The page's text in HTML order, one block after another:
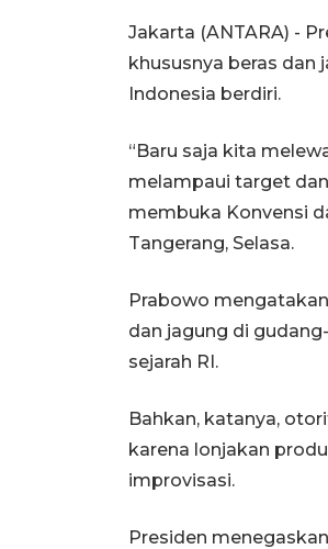
Jakarta (ANTARA) -
khususnya beras dan
Indonesia berdiri.
“Baru saja kita
melampaui target
membuka Konvensi
Tangerang, Selasa.
Prabowo
dan jagung di
sejarah RI.
Bahkan, katanya,
karena lonjakan
improvisasi.
Presiden